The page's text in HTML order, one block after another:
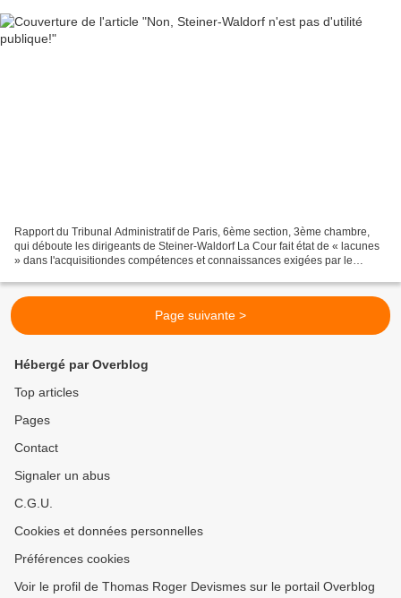
Rapport du Tribunal Administratif de Paris, 6ème section, 3ème chambre,
qui déboute les dirigeants de Steiner-Waldorf La Cour fait état de « lacunes
» dans l'acquisitiondes compétences et connaissances exigées par le
Page suivante >
Hébergé par Overblog
Top articles
Pages
Contact
Signaler un abus
C.G.U.
Cookies et données personnelles
Préférences cookies
Voir le profil de Thomas Roger Devismes sur le portail Overblog